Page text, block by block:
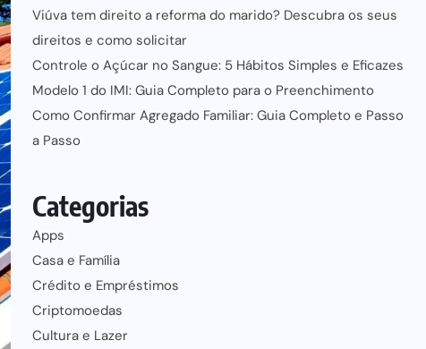
Viúva tem direito a reforma do marido? Descubra os seus
direitos e como solicitar
Controle o Açúcar no Sangue: 5 Hábitos Simples e Eficazes
Modelo 1 do IMI: Guia Completo para o Preenchimento
Como Confirmar Agregado Familiar: Guia Completo e Passo
a Passo
Categorias
Apps
Casa e Família
Crédito e Empréstimos
Criptomoedas
Cultura e Lazer